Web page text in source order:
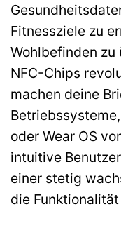
Fitnessziele zu
Wohlbefinden
NFC-Chips
machen deine
oder Wear OS
intuitive
einer stetig
die